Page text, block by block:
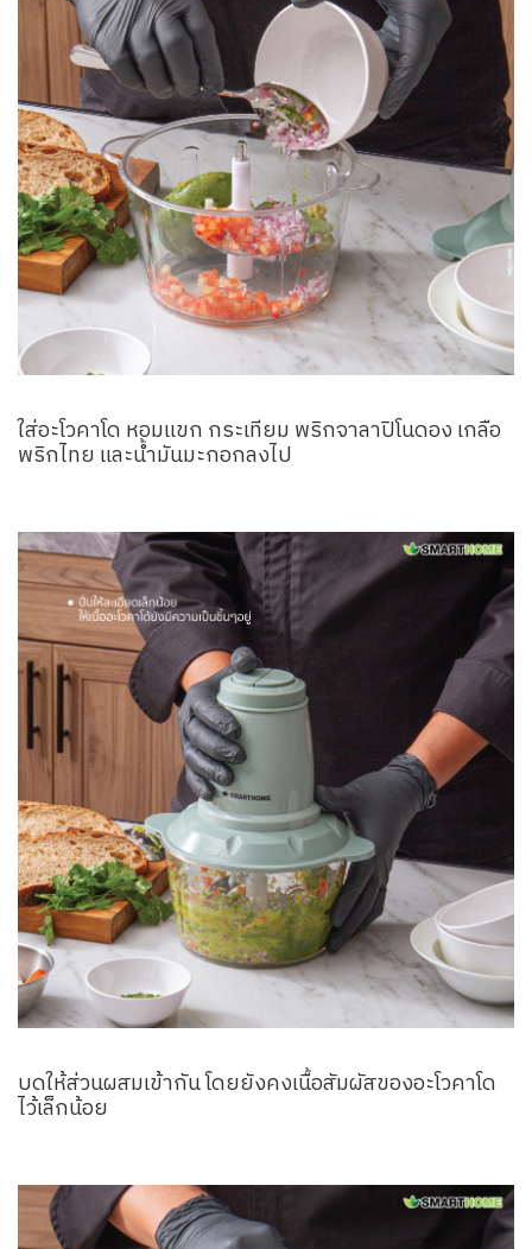
ใส่อะโวคาโด หอมแขก กระเทียม พริกจาลาปิโนดอง เกลือ
พริกไทย และน้ำมันมะกอกลงไป
บดให้ส่วนผสมเข้ากัน โดยยังคงเนื้อสัมผัสของอะโวคาโด
ไว้เล็กน้อย